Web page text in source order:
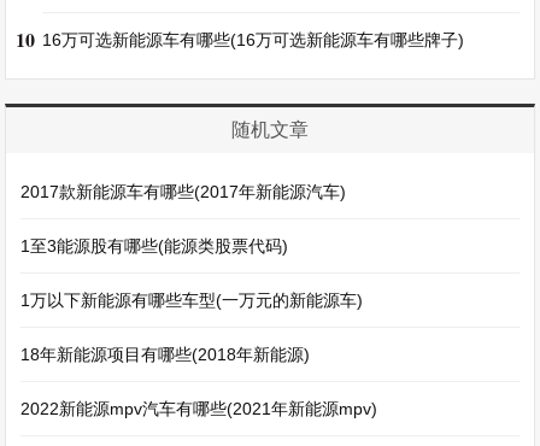
10 16万可选新能源车有哪些(16万可选新能源车有哪些牌子)
随机文章
2017款新能源车有哪些(2017年新能源汽车)
1至3能源股有哪些(能源类股票代码)
1万以下新能源有哪些车型(一万元的新能源车)
18年新能源项目有哪些(2018年新能源)
2022新能源mpv汽车有哪些(2021年新能源mpv)